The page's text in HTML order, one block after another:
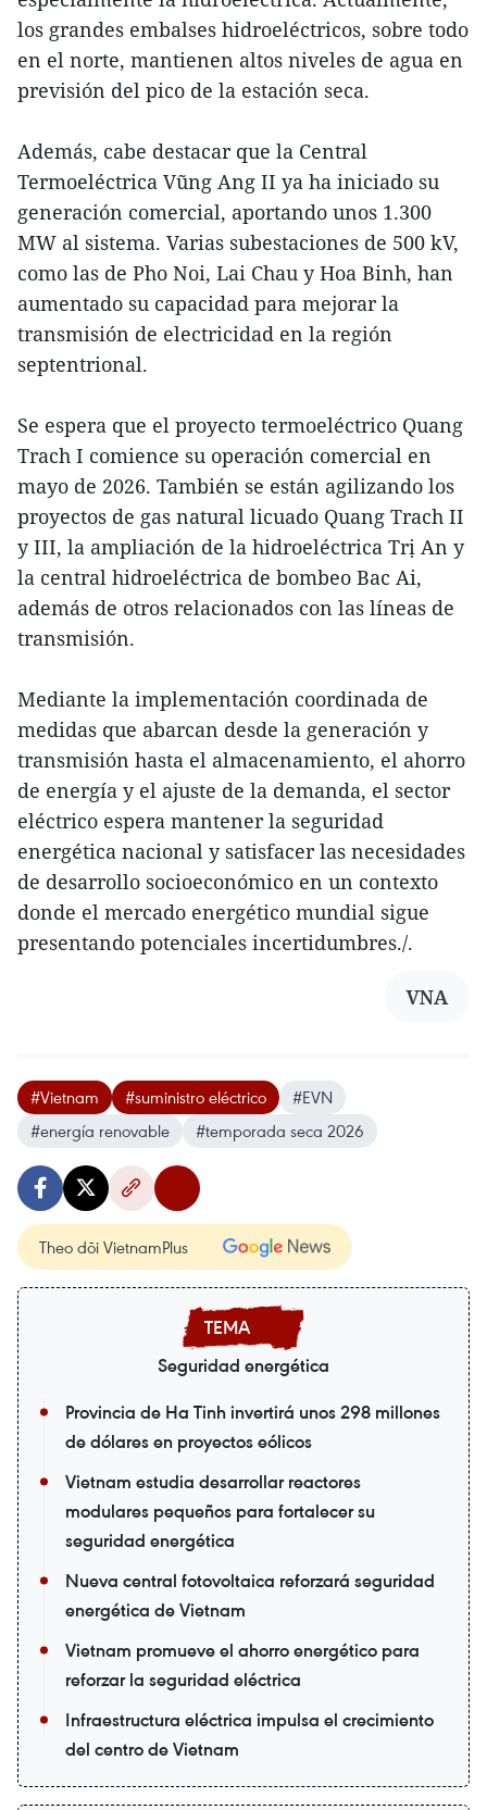
los grandes embalses hidroeléctricos, sobre todo
en el norte, mantienen altos niveles de agua en
previsión del pico de la estación seca.
Además, cabe destacar que la Central
Termoeléctrica Vũng Ang II ya ha iniciado su
generación comercial, aportando unos 1.300
MW al sistema. Varias subestaciones de 500 kV,
como las de Pho Noi, Lai Chau y Hoa Binh, han
aumentado su capacidad para mejorar la
transmisión de electricidad en la región
septentrional.
Se espera que el proyecto termoeléctrico Quang
Trach I comience su operación comercial en
mayo de 2026. También se están agilizando los
proyectos de gas natural licuado Quang Trach II
y III, la ampliación de la hidroeléctrica Trị An y
la central hidroeléctrica de bombeo Bac Ai,
además de otros relacionados con las líneas de
transmisión.
Mediante la implementación coordinada de
medidas que abarcan desde la generación y
transmisión hasta el almacenamiento, el ahorro
de energía y el ajuste de la demanda, el sector
eléctrico espera mantener la seguridad
energética nacional y satisfacer las necesidades
de desarrollo socioeconómico en un contexto
donde el mercado energético mundial sigue
presentando potenciales incertidumbres./.
VNA
#Vietnam #suministro eléctrico
#EVN
#energía renovable
#temporada seca 2026
Theo dõi VietnamPlus
Seguridad energética
Provincia de Ha Tinh invertirá unos 298 millones
de dólares en proyectos eólicos
Vietnam estudia desarrollar reactores
modulares pequeños para fortalecer su
seguridad energética
Nueva central fotovoltaica reforzará seguridad
energética de Vietnam
Vietnam promueve el ahorro energético para
reforzar la seguridad eléctrica
Infraestructura eléctrica impulsa el crecimiento
del centro de Vietnam